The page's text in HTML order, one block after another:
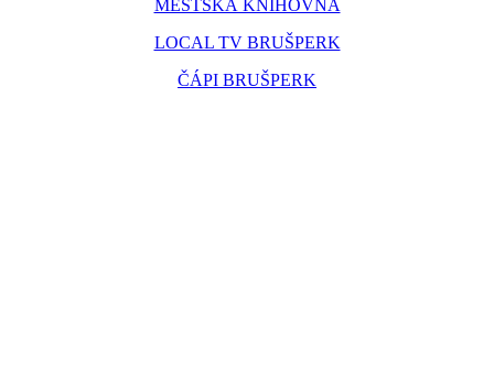
MĚSTSKÁ KNIHOVNA
LOCAL TV BRUŠPERK
ČÁPI BRUŠPERK